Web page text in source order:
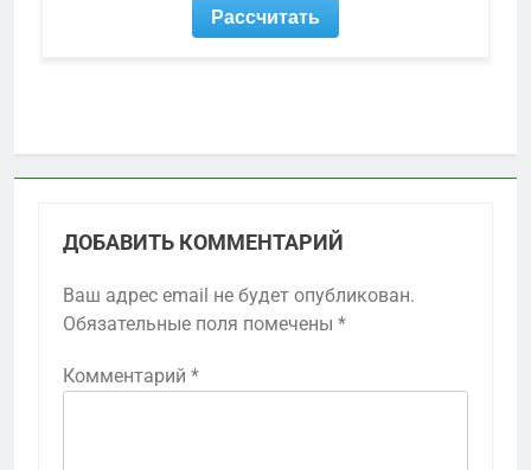
ДОБАВИТЬ КОММЕНТАРИЙ
Ваш адрес email не будет опубликован.
Обязательные поля помечены *
Комментарий *